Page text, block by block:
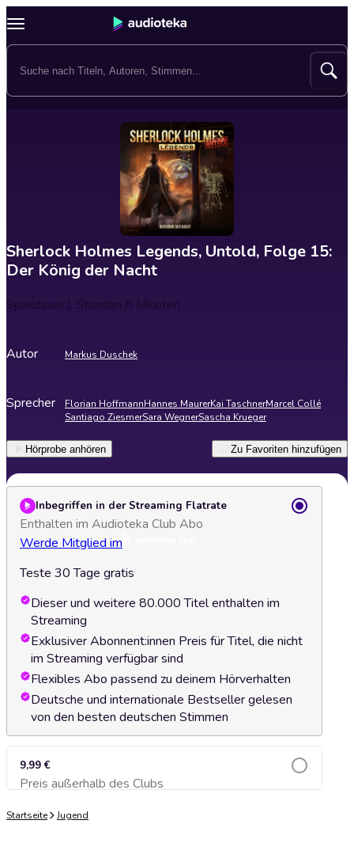
Sherlock Holmes Legends, Untold, Folge 15:
Der König der Nacht
Spieldauer1 Stunden 8 Minuten
Autor Markus Duschek
Sprecher Florian HoffmannHannes MaurerKai TaschnerMarcel Collé
Santiago ZiesmerSara WegnerSascha Krueger
Hörprobe anhören Zu Favoriten hinzufügen
Inbegriffen in der Streaming Flatrate
Enthalten im Audioteka Club Abo
Werde Mitglied im
Teste 30 Tage gratis
Dieser und weitere 80.000 Titel enthalten im
Streaming
Exklusiver Abonnent:innen Preis für Titel, die nicht
im Streaming verfügbar sind
Flexibles Abo passend zu deinem Hörverhalten
Deutsche und internationale Bestseller gelesen
von den besten deutschen Stimmen
9,99 €
Preis außerhalb des ClubsZum Warenkorb hinzufügen
Startseite Jugend